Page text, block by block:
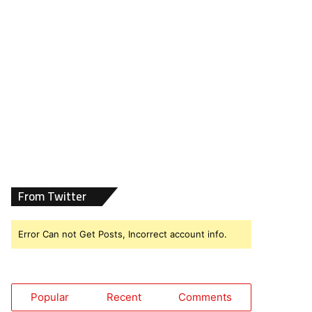
From Twitter
Error Can not Get Posts, Incorrect account info.
Popular Recent Comments